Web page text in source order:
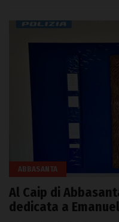
ABBASANTA
Al Caip di
dedicata a